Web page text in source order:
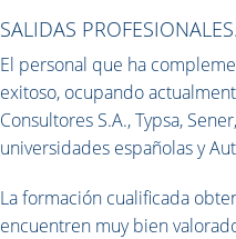
SALIDAS PROFESIONALES.
El personal que ha
exitoso, ocupando
Consultores S.A., Typsa,
universidades españolas y
La formación cualificada
encuentren muy bien